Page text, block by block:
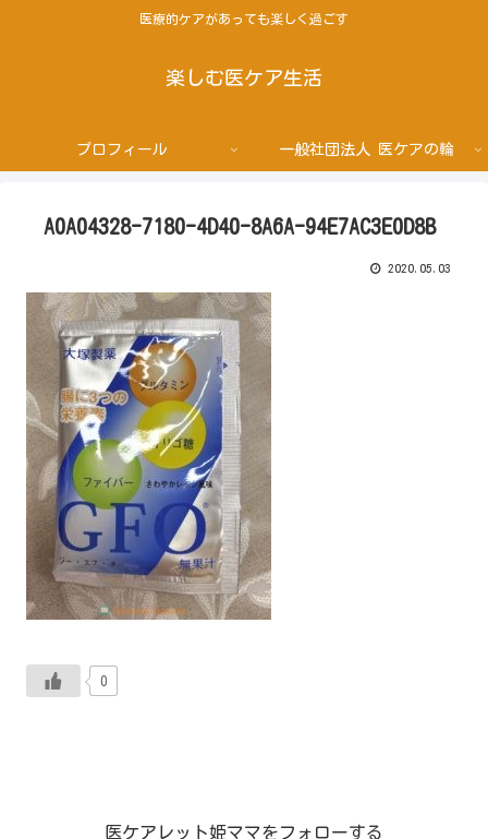
医療的ケアがあっても楽しく過ごす
楽しむ医ケア生活
プロフィール 一般社団法人 医ケアの輪
A0A04328-7180-4D40-8A6A-94E7AC3E0D8B
2020.05.03
0
医ケアレット姫ママをフォローする